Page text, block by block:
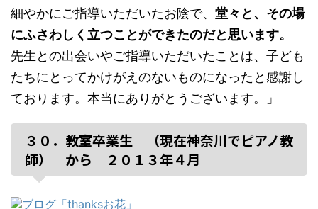
細やかにご指導いただいたお陰で、 堂々と、その場
にふさわしく立つことができたのだと思います。
先生との出会いやご指導いただいたことは、子ども
たちにとってかけがえのないものになったと感謝し
ております。本当にありがとうございます。」
３０．教室卒業生 （現在神奈川でピアノ教
師） から ２０１３年４月